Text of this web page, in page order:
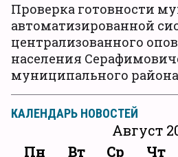
Проверка готовности
автоматизированной
централизованного
населения
муниципального района
КАЛЕНДАРЬ НОВОСТЕЙ
Август
Пн
Вт Ср Чт